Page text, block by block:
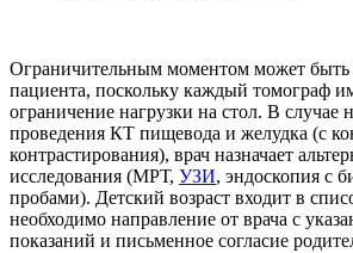
Ограничительным моментом может
пациента, поскольку каждый томограф
ограничение нагрузки на стол. В случае
проведения КТ пищевода и желудка (с
контрастирования), врач назначает
исследования (МРТ, УЗИ, эндоскопия с
пробами). Детский возраст входит в
необходимо направление от врача с
показаний и письменное согласие